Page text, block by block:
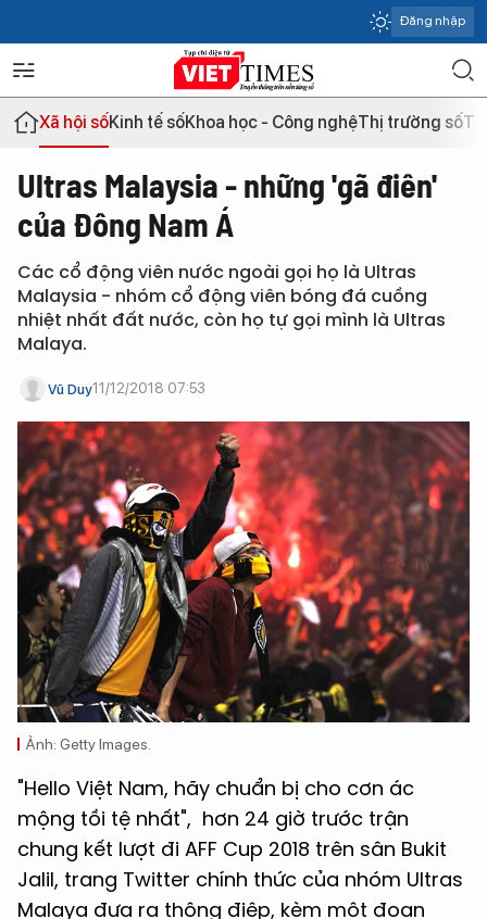
Đăng nhập
Xã hội sốKinh tế sốKhoa học - Công nghệThị trường số
Ultras Malaysia - những 'gã điên'
của Đông Nam Á
Các cổ động viên nước ngoài gọi họ là Ultras
Malaysia - nhóm cổ động viên bóng đá cuồng
nhiệt nhất đất nước, còn họ tự gọi mình là Ultras
Malaya.
Vũ Duy11/12/2018 07:53
Ảnh: Getty Images.
"Hello Việt Nam, hãy chuẩn bị cho cơn ác
mộng tồi tệ nhất", hơn 24 giờ trước trận
chung kết lượt đi AFF Cup 2018 trên sân Bukit
Jalil, trang Twitter chính thức của nhóm Ultras
Malaya đưa ra thông điệp, kèm một đoạn